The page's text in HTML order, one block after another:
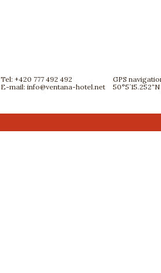
Tel: +420 777 492 492
E-mail: info@ventana-hotel.net
GPS